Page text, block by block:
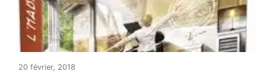
20 février, 2018